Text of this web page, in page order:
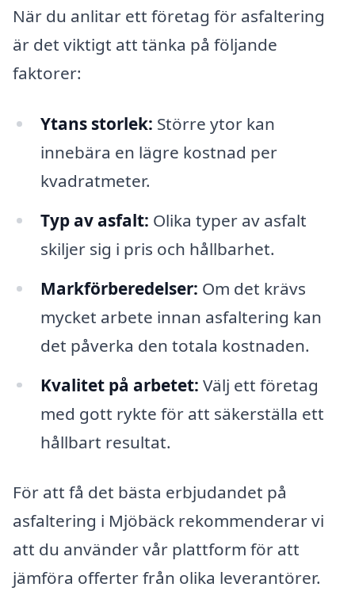
När du anlitar ett företag för asfaltering
är det viktigt att tänka på följande
faktorer:
Ytans storlek: Större ytor kan
innebära en lägre kostnad per
kvadratmeter.
Typ av asfalt: Olika typer av asfalt
skiljer sig i pris och hållbarhet.
Markförberedelser: Om det krävs
mycket arbete innan asfaltering kan
det påverka den totala kostnaden.
Kvalitet på arbetet: Välj ett företag
med gott rykte för att säkerställa ett
hållbart resultat.
För att få det bästa erbjudandet på
asfaltering i Mjöbäck rekommenderar vi
att du använder vår plattform för att
jämföra offerter från olika leverantörer.